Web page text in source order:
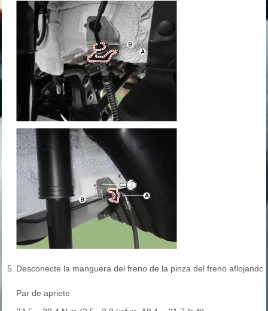
5. Desconecte la manguera del freno de la pinza del freno aflojando
Par de apriete